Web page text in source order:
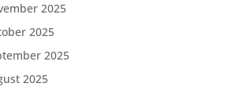
2025
2025
2025
2025